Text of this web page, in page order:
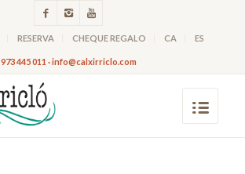
RESERVA CHEQUE REGALO CA ES
973 445 011 · info@calxirriclo.com